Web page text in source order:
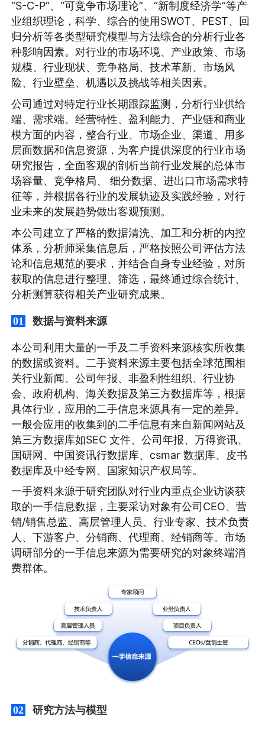
“S-C-P”、“可竞争市场理论”、“新制度经济学”等产
业组织理论，科学、综合的使用SWOT、PEST、回
归分析等各类型研究模型与方法综合的分析行业各
种影响因素。对行业的市场环境、产业政策、市场
规模、行业现状、竞争格局、技术革新、市场风
险、行业壁垒、机遇以及挑战等相关因素。
公司通过对特定行业长期跟踪监测，分析行业供给
端、需求端、经营特性、盈利能力、产业链和商业
模方面的内容，整合行业、市场企业、渠道、用多
层面数据和信息资源，为客户提供深度的行业市场
研究报告，全面客观的剖析当前行业发展的总体市
场容量、竞争格局、 细分数据、进出口市场需求特
征等，并根据各行业的发展轨迹及实践经验，对行
业未来的发展趋势做出客观预测。
本公司建立了严格的数据清洗、加工和分析的内控
体系，分析师采集信息后，严格按照公司评估方法
论和信息规范的要求，并结合自身专业经验，对所
获取的信息进行整理、筛选，最终通过综合统计、
分析测算获得相关产业研究成果。
01 数据与资料来源
本公司利用大量的一手及二手资料来源核实所收集
的数据或资料。二手资料来源主要包括全球范围相
关行业新闻、公司年报、非盈利性组织、行业协
会、政府机构、海关数据及第三方数据库等，根据
具体行业，应用的二手信息来源具有一定的差异。
一般会应用的收集到的二手信息有来自新闻网站及
第三方数据库如SEC 文件、公司年报、万得资讯、
国研网、中国资讯行数据库、csmar 数据库、皮书
数据库及中经专网、国家知识产权局等。
一手资料来源于研究团队对行业内重点企业访谈获
取的一手信息数据，主要采访对象有公司CEO、营
销/销售总监、高层管理人员、行业专家、技术负责
人、下游客户、分销商、代理商、经销商等。市场
调研部分的一手信息来源为需要研究的对象终端消
费群体。
02 研究方法与模型